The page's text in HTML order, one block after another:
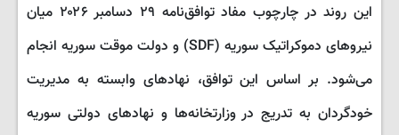
این روند در چارچوب مفاد توافق‌نامه ۲۹ دسامبر ۲۰۲۶ میان
نیروهای دموکراتیک سوریه (SDF) و دولت موقت سوریه انجام
می‌شود. بر اساس این توافق، نهادهای وابسته به مدیریت
خودگردان به تدریج در وزارتخانه‌ها و نهادهای دولتی سوریه